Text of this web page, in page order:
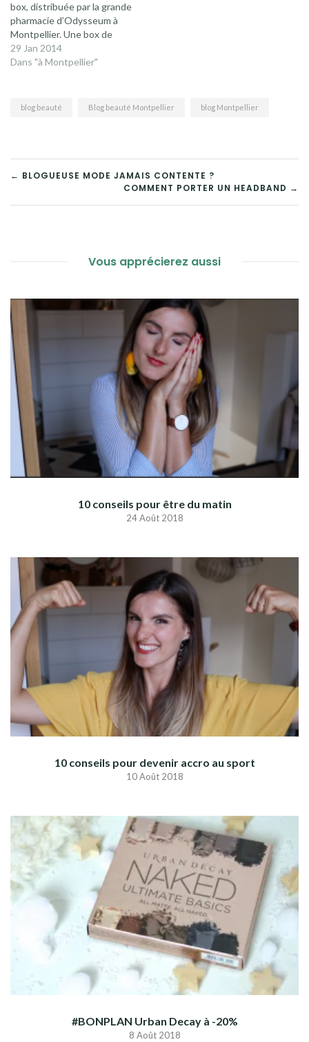
box, distribuée par la grande
pharmacie d’Odysseum à
Montpellier. Une box de
Montpellier, Voilà de quoi
raviver mon
gagner une box à l’une
29 Jan 2014
Dans "à Montpellier"
blog beauté Blog beauté Montpellier blog Montpellier
NAVIGATION
DE
← BLOGUEUSE MODE JAMAIS CONTENTE ?
COMMENT PORTER UN HEADBAND →
Vous apprécierez aussi
10 conseils pour être du matin
24 Août 2018
10 conseils pour devenir accro au sport
10 Août 2018
#BONPLAN Urban Decay à -20%
8 Août 2018